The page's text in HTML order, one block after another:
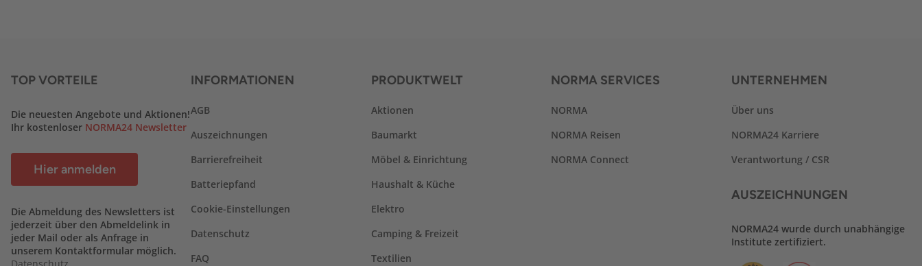
TOP VORTEILE
Die neuesten Angebote und Aktionen!
Ihr kostenloser NORMA24 Newsletter
Hier anmelden
Die Abmeldung des Newsletters ist
jederzeit über den Abmeldelink in
jeder Mail oder als Anfrage in
unserem Kontaktformular möglich.
INFORMATIONEN
AGB
Auszeichnungen
Barrierefreiheit
Batteriepfand
Cookie-Einstellungen
Datenschutz
FAQ
PRODUKTWELT
Aktionen
Baumarkt
Möbel & Einrichtung
Haushalt & Küche
Elektro
Camping & Freizeit
Textilien
NORMA SERVICES
NORMA
NORMA Reisen
NORMA Connect
UNTERNEHMEN
Über uns
NORMA24 Karriere
Verantwortung / CSR
AUSZEICHNUNGEN
NORMA24 wurde durch unabhängige
Institute zertifiziert.